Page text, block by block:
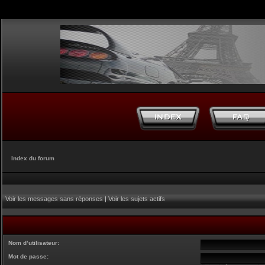
Index du forum
Voir les messages sans réponses|Voir les sujets actifs
Nom d’utilisateur:
Mot de passe: